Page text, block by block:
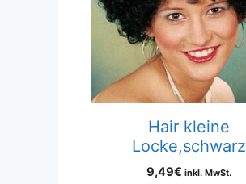
Hair kleine
Locke,schwarz
9,49€ inkl. MwSt.